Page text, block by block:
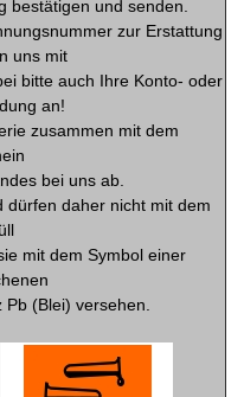
bestätigen und senden.
zur Erstattung
uns mit
bitte auch Ihre Konto- oder
an!
zusammen mit dem
bei uns ab.
dürfen daher nicht mit dem
mit dem Symbol einer
(Blei) versehen.